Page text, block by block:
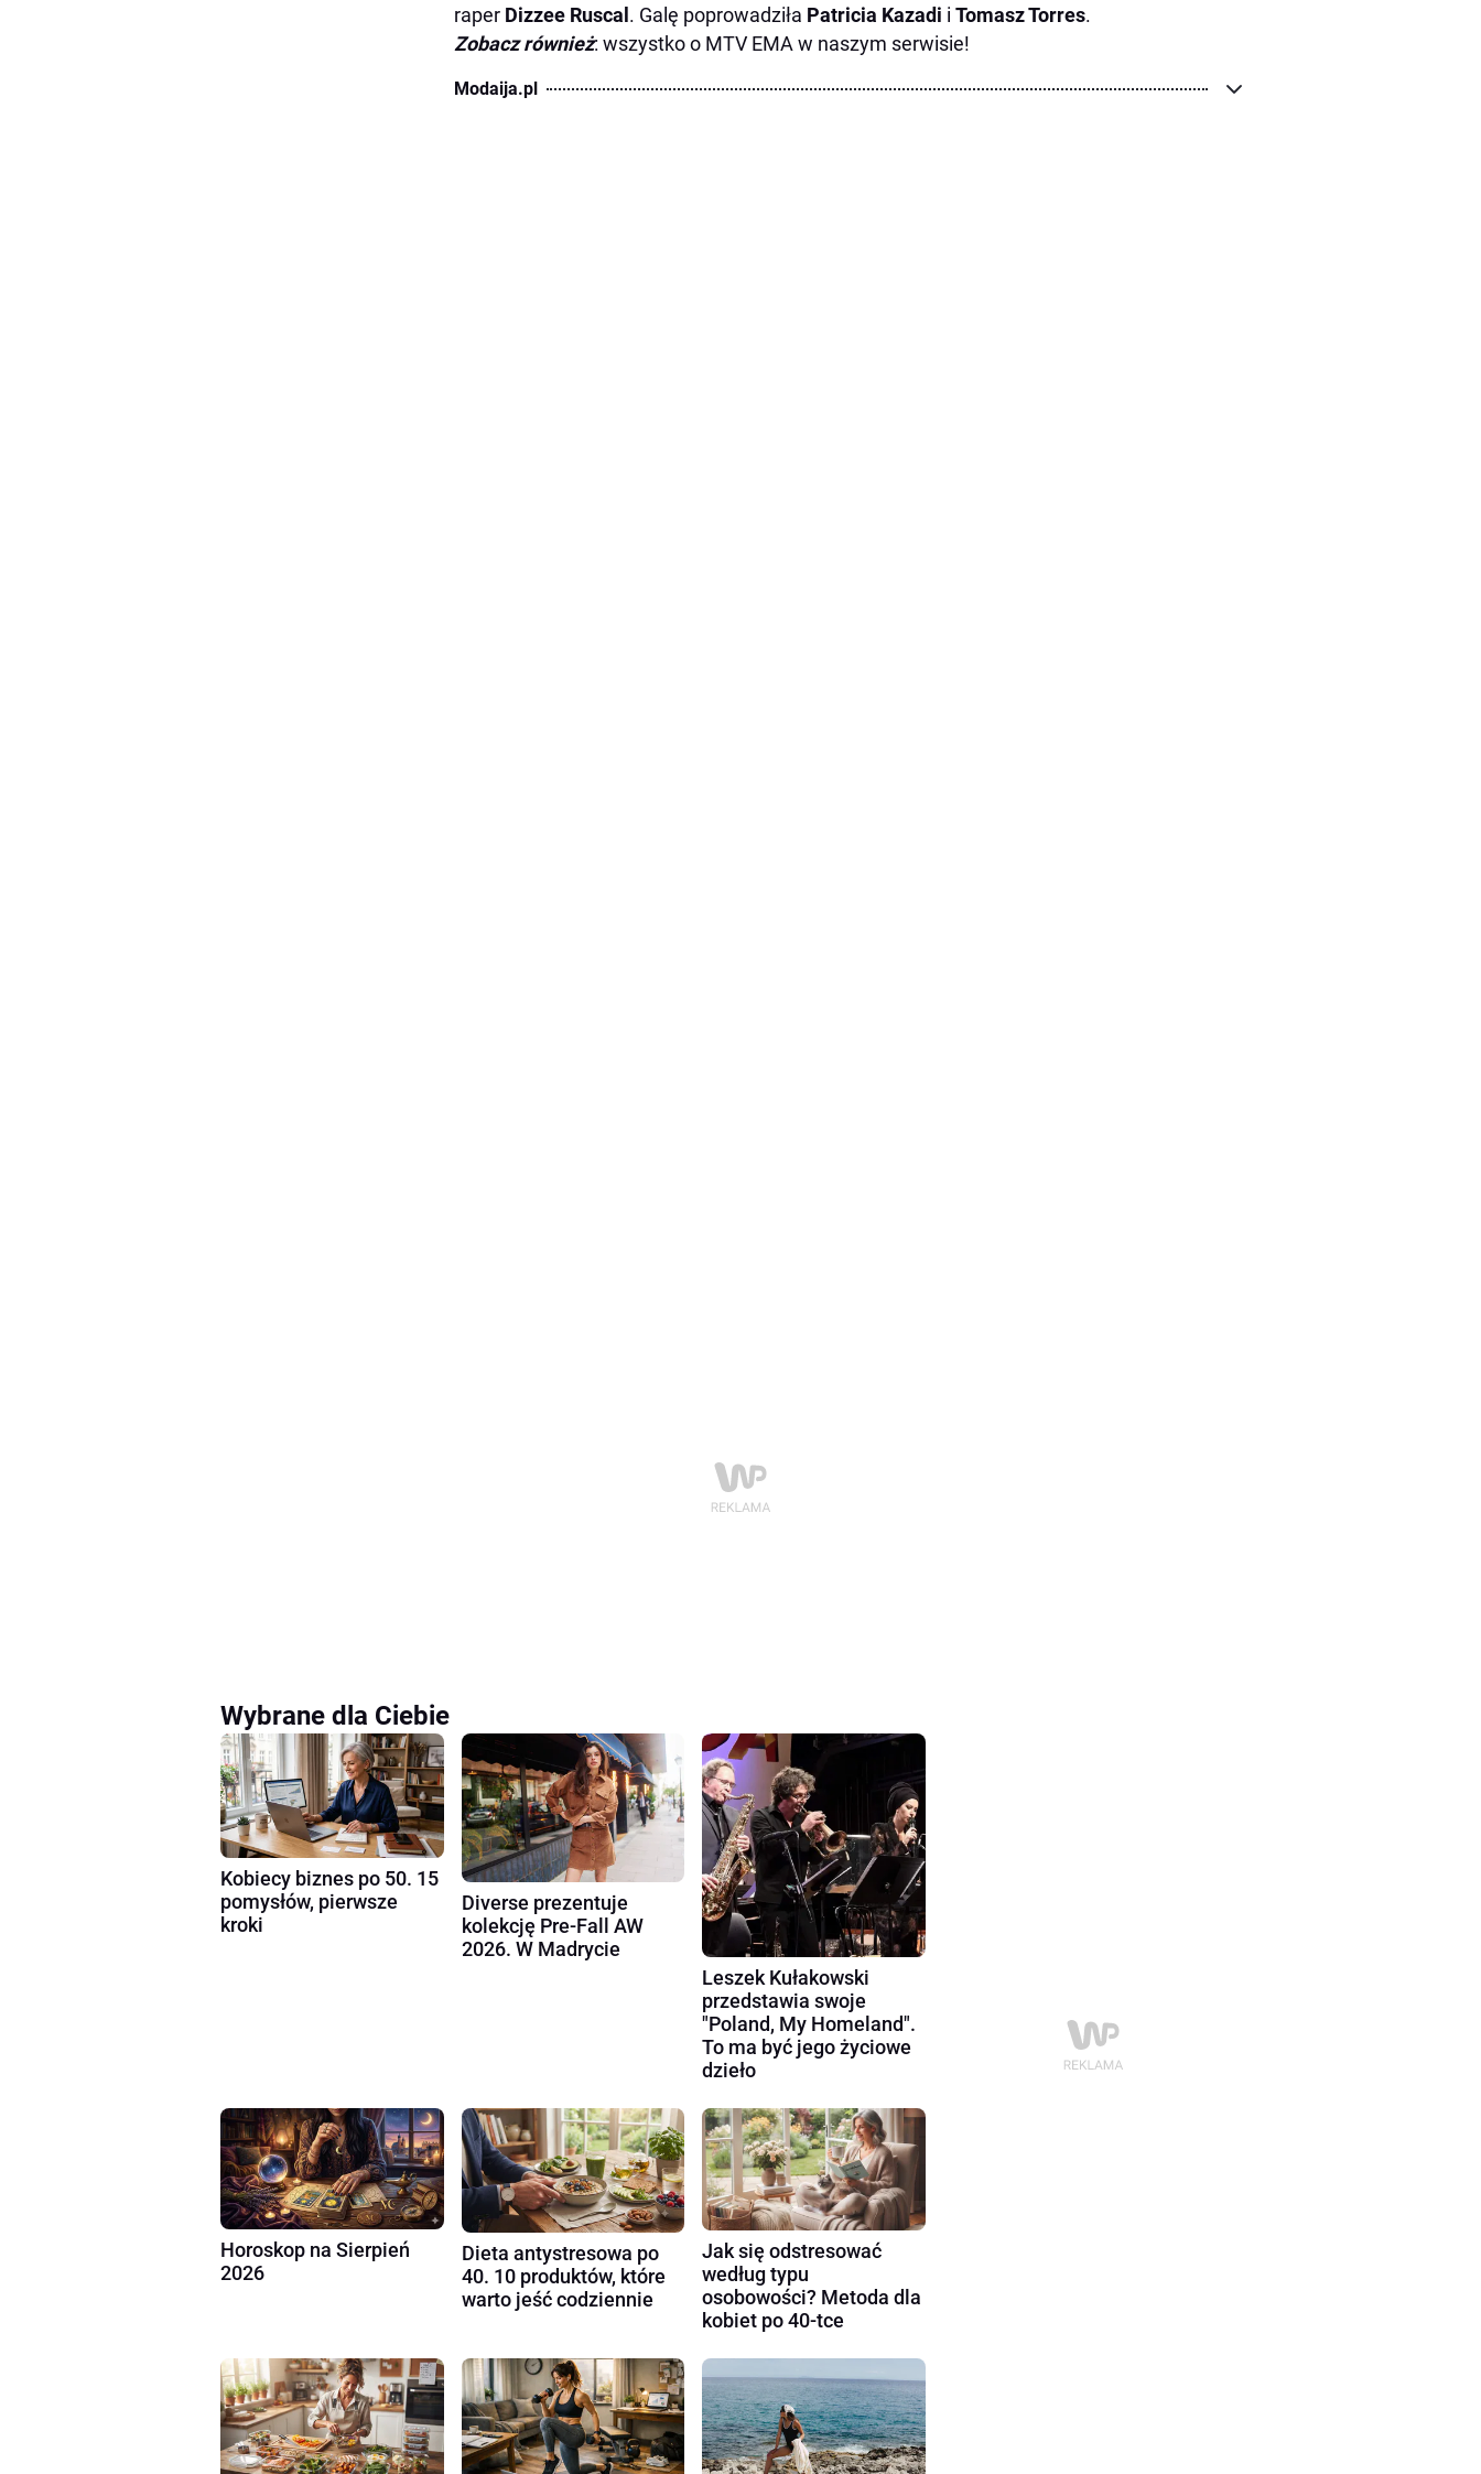
raper Dizzee Ruscal . Galę poprowadziła Patricia Kazadi i Tomasz Torres.
Zobacz również: wszystko o MTV EMA w naszym serwisie!
Modaija.pl
Wybrane dla Ciebie
Kobiecy biznes po 50. 15
pomysłów, pierwsze
kroki
Diverse prezentuje
kolekcję Pre-Fall AW
2026. W Madrycie
Leszek Kułakowski
przedstawia swoje
"Poland, My Homeland".
To ma być jego życiowe
dzieło
Horoskop na Sierpień
2026
Dieta antystresowa po
40. 10 produktów, które
warto jeść codziennie
Jak się odstresować
według typu
osobowości? Metoda dla
kobiet po 40-tce